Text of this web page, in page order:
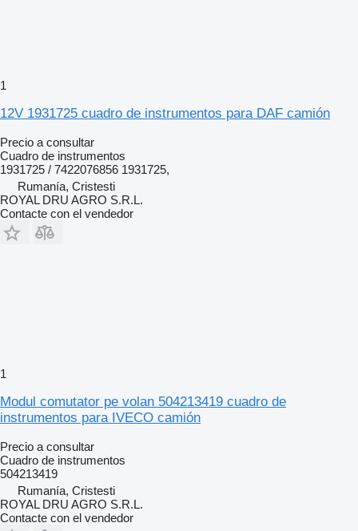
1
12V 1931725 cuadro de instrumentos para DAF camión
Precio a consultar
Cuadro de instrumentos
1931725 / 7422076856 1931725,
Rumanía, Cristesti
ROYAL DRU AGRO S.R.L.
Contacte con el vendedor
1
Modul comutator pe volan 504213419 cuadro de
instrumentos para IVECO camión
Precio a consultar
Cuadro de instrumentos
504213419
Rumanía, Cristesti
ROYAL DRU AGRO S.R.L.
Contacte con el vendedor